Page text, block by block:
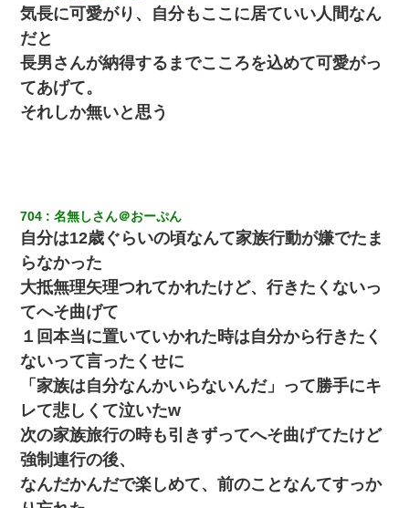
気長に可愛がり、自分もここに居ていい人間なん
だと
長男さんが納得するまでこころを込めて可愛がっ
てあげて。
それしか無いと思う
704 名無しさん＠おーぷん
自分は12歳ぐらいの頃なんて家族行動が嫌でたま
らなかった
大抵無理矢理つれてかれたけど、行きたくないっ
てへそ曲げて
１回本当に置いていかれた時は自分から行きたく
ないって言ったくせに
「家族は自分なんかいらないんだ」って勝手にキ
レて悲しくて泣いたw
次の家族旅行の時も引きずってへそ曲げてたけど
強制連行の後、
なんだかんだで楽しめて、前のことなんてすっか